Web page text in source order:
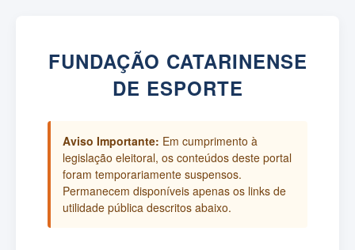
FUNDAÇÃO CATARINENSE
DE ESPORTE
Aviso Importante: Em cumprimento à
legislação eleitoral, os conteúdos deste portal
foram temporariamente suspensos.
Permanecem disponíveis apenas os links de
utilidade pública descritos abaixo.